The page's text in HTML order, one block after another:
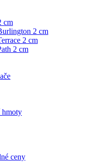
cm
2 cm
2 cm
2 cm
hmoty
ceny